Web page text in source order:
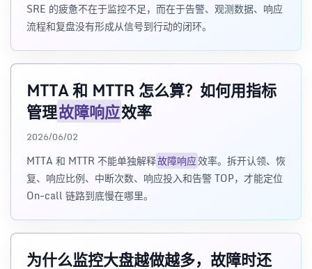
SRE 的疲惫不在于监控不足，而在于告警、观测数据、响应
流程和复盘没有形成从信号到行动的闭环。
MTTA 和 MTTR 怎么算？如何用指标
管理故障响应效率
2026/06/02
MTTA 和 MTTR 不能单独解释故障响应效率。拆开认领、恢
复、响应比例、中断次数、响应投入和告警 TOP，才能定位
On-call 链路到底慢在哪里。
为什么监控大盘越做越多，故障时还